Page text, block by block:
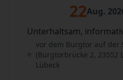
22Aug.
Unterhaltsam,
vor dem Burgtor auf der
(Burgtorbrücke 2, 23552
Lübeck